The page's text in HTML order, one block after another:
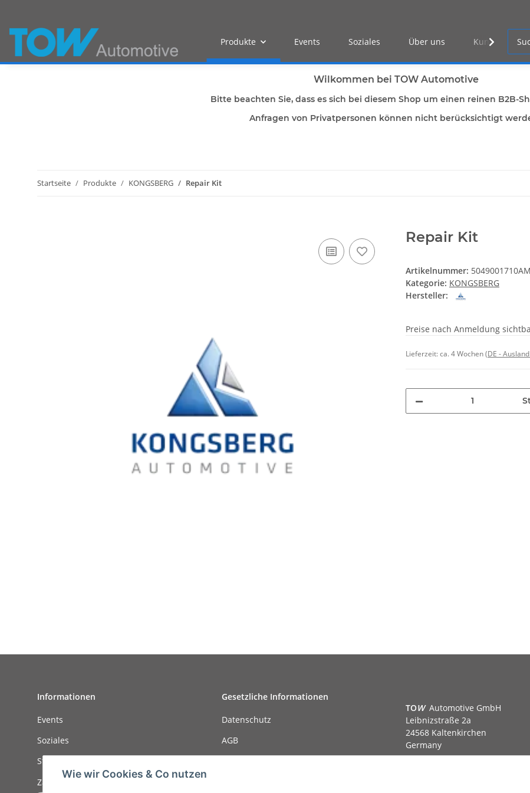
Produkte Events Soziales Über uns Kunden Log-in
Wilkommen bei TOW Automotive
Bitte beachten Sie, dass es sich bei diesem Shop um einen reinen B2B-
Anfragen von Privatpersonen können nicht berücksichtigt
Startseite Produkte KONGSBERG Repair Kit
Repair Kit
Artikelnummer: 5049001710AM
Kategorie: KONGSBERG
Hersteller:
Preise nach Anmeldung
Lieferzeit:ca. 4 Wochen(DE -
Informationen
Events
Soziales
Stellenanzeigen
Zahlungsmöglichkeiten
Gesetzliche Informationen
Datenschutz
AGB
TOW Automotive GmbH
Leibnizstraße 2a
24568 Kaltenkirchen
Germany
Wie wir Cookies & Co nutzen